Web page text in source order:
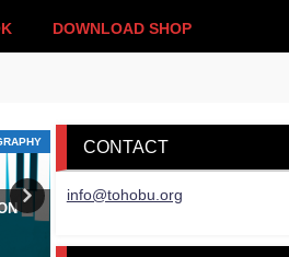
DOWNLOAD SHOP
18th JAZZ ALBUM "DEWFALL"
CONTACT
info@tohobu.org